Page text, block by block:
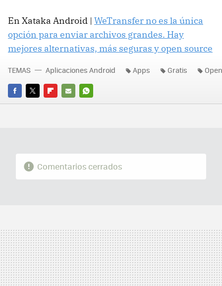
En Xataka Android | WeTransfer no es la única
opción para enviar archivos grandes. Hay
mejores alternativas, más seguras y open source
FACEBOOK
TWITTERFLIPBOARD
E-
WHATSAPP
TEMAS Aplicaciones Android Apps Gratis
Comentarios cerrados